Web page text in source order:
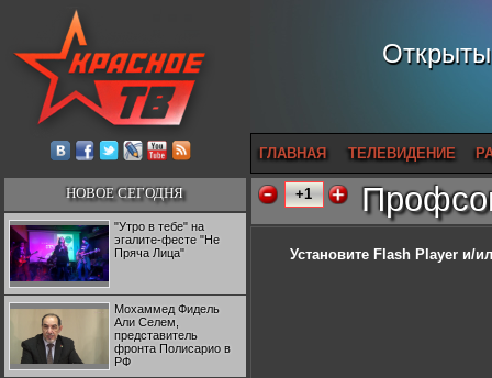
ГЛАВНАЯ ТЕЛЕВИДЕНИЕ
НОВОЕ СЕГОДНЯ
"Утро в тебе" на
эгалите-фесте "Не
Пряча Лица"
Мохаммед Фидель
Али Селем,
представитель
фронта Полисарио в
РФ
+1
Установите Flash Player и/